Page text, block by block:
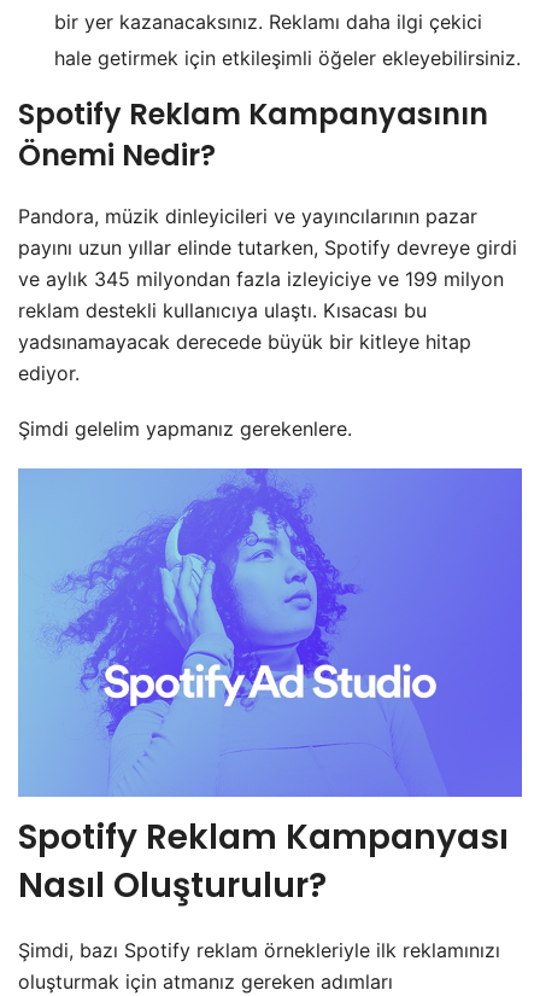
bir yer kazanacaksınız. Reklamı daha ilgi çekici
hale getirmek için etkileşimli öğeler ekleyebilirsiniz.
Spotify Reklam Kampanyasının
Önemi Nedir?
Pandora, müzik dinleyicileri ve yayıncılarının pazar
payını uzun yıllar elinde tutarken, Spotify devreye girdi
ve aylık 345 milyondan fazla izleyiciye ve 199 milyon
reklam destekli kullanıcıya ulaştı. Kısacası bu
yadsınamayacak derecede büyük bir kitleye hitap
ediyor.
Şimdi gelelim yapmanız gerekenlere.
Spotify Reklam Kampanyası
Nasıl Oluşturulur?
Şimdi, bazı Spotify reklam örnekleriyle ilk reklamınızı
oluşturmak için atmanız gereken adımları